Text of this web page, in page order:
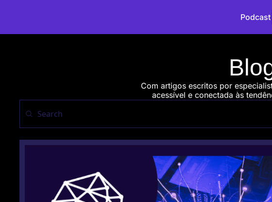
Podcast
Com artigos escritos por
acessível e conectada às